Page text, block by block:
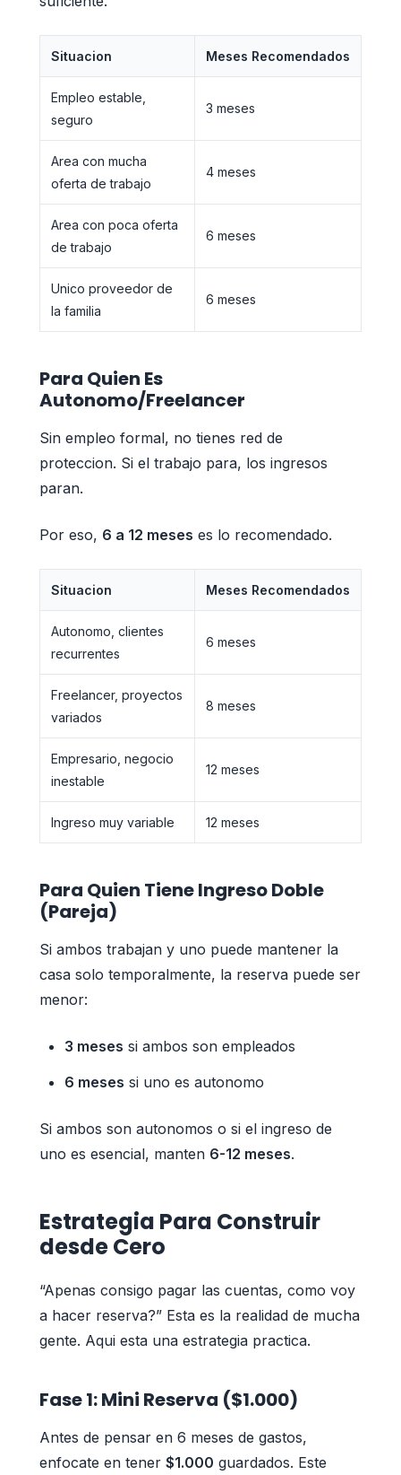
Situacion Meses Recomendados
Empleo estable,
seguro
3 meses
Area con mucha
oferta de trabajo
4 meses
Area con poca oferta
de trabajo
6 meses
Unico proveedor de
la familia
6 meses
Para Quien Es
Autonomo/Freelancer
Sin empleo formal, no tienes red de
proteccion. Si el trabajo para, los ingresos
paran.
Por eso, 6 a 12 meses es lo recomendado.
Situacion Meses Recomendados
Autonomo, clientes
recurrentes
6 meses
Freelancer, proyectos
variados
8 meses
Empresario, negocio
inestable
12 meses
Ingreso muy variable 12 meses
Para Quien Tiene Ingreso Doble
(Pareja)
Si ambos trabajan y uno puede mantener la
casa solo temporalmente, la reserva puede ser
menor:
3 meses si ambos son empleados
6 meses si uno es autonomo
Si ambos son autonomos o si el ingreso de
uno es esencial, manten 6-12 meses.
Estrategia Para Construir
desde Cero
“Apenas consigo pagar las cuentas, como voy
a hacer reserva?” Esta es la realidad de mucha
gente. Aqui esta una estrategia practica.
Fase 1: Mini Reserva ($1.000)
Antes de pensar en 6 meses de gastos,
enfocate en tener $1.000 guardados. Este